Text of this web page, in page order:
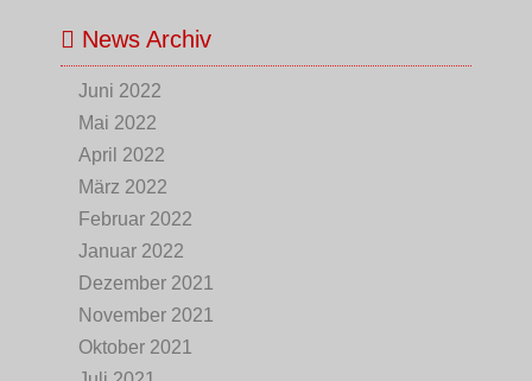
News Archiv
Juni 2022
Mai 2022
April 2022
März 2022
Februar 2022
Januar 2022
Dezember 2021
November 2021
Oktober 2021